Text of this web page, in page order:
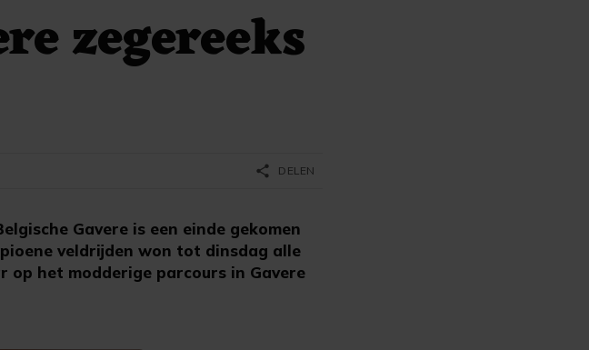
zegereeks
Gavere is een einde gekomen
veldrijden won tot dinsdag alle
het modderige parcours in Gavere
share DELEN